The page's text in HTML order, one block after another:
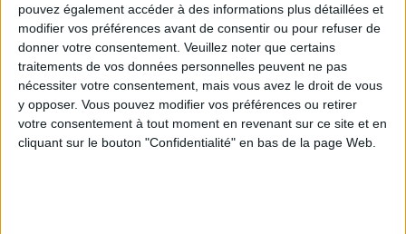
pouvez également accéder à des informations plus détaillées et
modifier vos préférences avant de consentir ou pour refuser de
donner votre consentement. Veuillez noter que certains
traitements de vos données personnelles peuvent ne pas
nécessiter votre consentement, mais vous avez le droit de vous
y opposer. Vous pouvez modifier vos préférences ou retirer
votre consentement à tout moment en revenant sur ce site et en
cliquant sur le bouton "Confidentialité" en bas de la page Web.
LES SPF 50 QUI DONNENT ENVIE DE SE TARTINER